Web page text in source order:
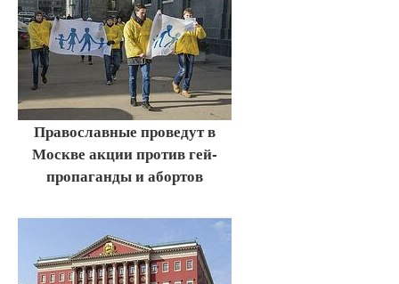
Православные проведут в
Москве акции против гей-
пропаганды и абортов